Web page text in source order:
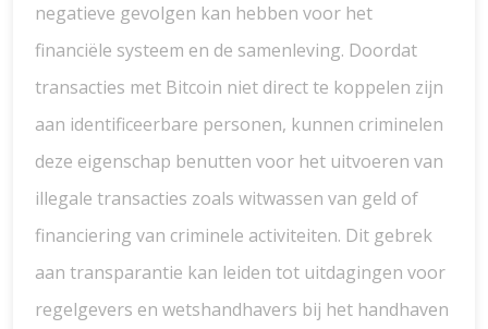
negatieve gevolgen kan hebben voor het
financiële systeem en de samenleving. Doordat
transacties met Bitcoin niet direct te koppelen zijn
aan identificeerbare personen, kunnen criminelen
deze eigenschap benutten voor het uitvoeren van
illegale transacties zoals witwassen van geld of
financiering van criminele activiteiten. Dit gebrek
aan transparantie kan leiden tot uitdagingen voor
regelgevers en wetshandhavers bij het handhaven